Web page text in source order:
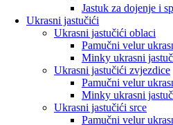
Jastuk za dojenje i
Ukrasni jastučići
Ukrasni jastučići oblaci
Pamučni velur
Minky ukrasni
Ukrasni jastučići zvjezdice
Pamučni velur
Minky ukrasni
Ukrasni jastučići srce
Pamučni velur